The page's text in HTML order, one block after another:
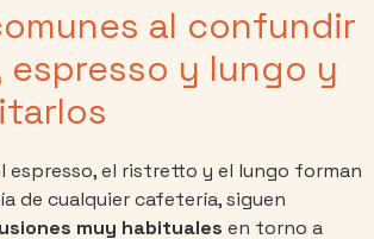
al confundir
y lungo y
espresso, el ristretto y el lungo forman
de cualquier cafetería, siguen
muy habituales en torno a